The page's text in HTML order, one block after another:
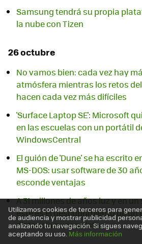
Samsung tendrá su propia
la nube con Tizen
26 octubre
No vamos bien: cada vez hay
atmósfera mientras los retos
hacen cada vez más difíciles
'Surface Laptop SE': Microsoft
en las escuelas con un portátil
WindowsCentral
El guión de 'Dune' se ha escrito
MS-DOS: usar software de 30
esconde ventajas
A 31 millones de años luz y en
este es el descubrimiento de un
distancia nunca vista
Utilizamos cookies de terceros para
de audiencia y mostrar publicidad
analizando tu navegación. Si sigues
aceptando su uso. Más información